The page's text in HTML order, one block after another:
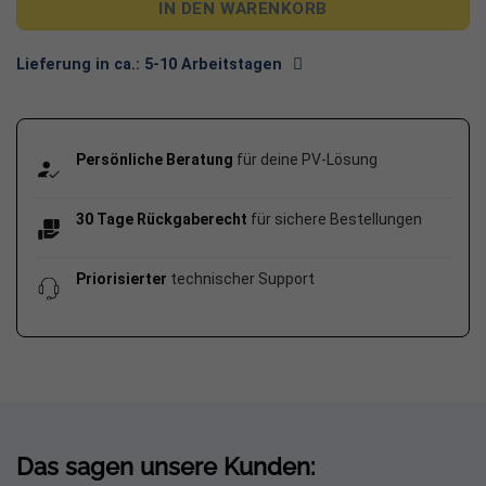
Sie haben die Wahl: Entscheiden Sie selbst, ob Sie Ihre
Komplettanlage um die modularen APX Speicher erweitern
IN DEN WARENKORB
Lieferung in ca.: 5-10 Arbeitstagen
Persönliche Beratung für deine PV-Lösung
30 Tage Rückgaberecht für sichere Bestellungen
Priorisierter technischer Support
Das sagen unsere Kunden: